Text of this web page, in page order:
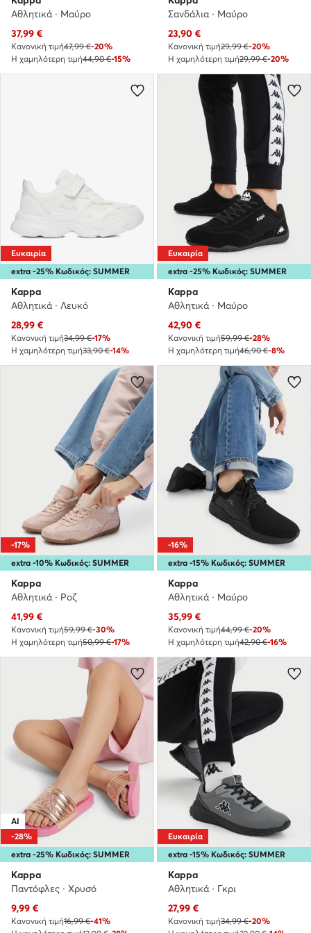
Αθλητικά · Μαύρο
Τρέχουσα τιμή
37,99 €
Κανονική τιμή47,99 €-20%
Η χαμηλότερη τιμή44,90 €-15%
Σανδάλια · Μαύρο
Τρέχουσα τιμή
23,90 €
Κανονική τιμή29,99 €-20%
Η χαμηλότερη τιμή29,99 €-20%
extra -25% Κωδικός: SUMMER
Ευκαιρία
Kappa
Αθλητικά · Λευκό
Τρέχουσα τιμή
28,99 €
Κανονική τιμή34,99 €-17%
Η χαμηλότερη τιμή33,90 €-14%
extra -25% Κωδικός: SUMMER
Ευκαιρία
Kappa
Αθλητικά · Μαύρο
Τρέχουσα τιμή
42,90 €
Κανονική τιμή59,99 €-28%
Η χαμηλότερη τιμή46,90 €-8%
extra -10% Κωδικός: SUMMER
-17%
Kappa
Αθλητικά · Ροζ
Τρέχουσα τιμή
41,99 €
Κανονική τιμή59,99 €-30%
Η χαμηλότερη τιμή50,99 €-17%
extra -15% Κωδικός: SUMMER
-16%
Kappa
Αθλητικά · Μαύρο
Τρέχουσα τιμή
35,99 €
Κανονική τιμή44,99 €-20%
Η χαμηλότερη τιμή42,90 €-16%
extra -25% Κωδικός: SUMMER
AI
-28%
Kappa
Παντόφλες · Χρυσό
Τρέχουσα τιμή
9,99 €
Κανονική τιμή16,99 €-41%
extra -15% Κωδικός: SUMMER
Ευκαιρία
Kappa
Αθλητικά · Γκρι
Τρέχουσα τιμή
27,99 €
Κανονική τιμή34,99 €-20%